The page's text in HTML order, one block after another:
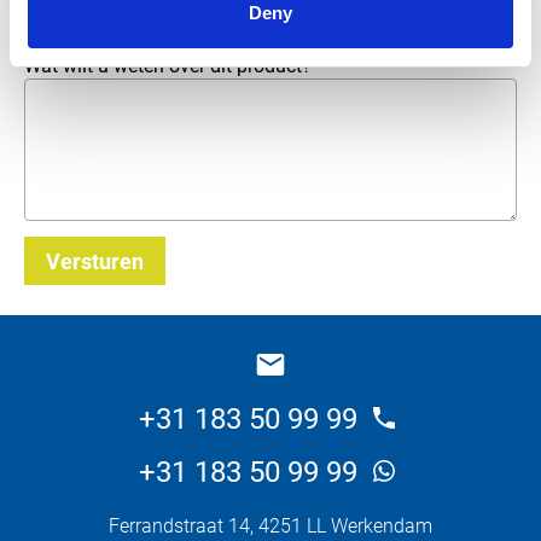
Deny
Wat wilt u weten over dit product?
Versturen
+31 183 50 99 99
+31 183 50 99 99
Ferrandstraat 14, 4251 LL Werkendam